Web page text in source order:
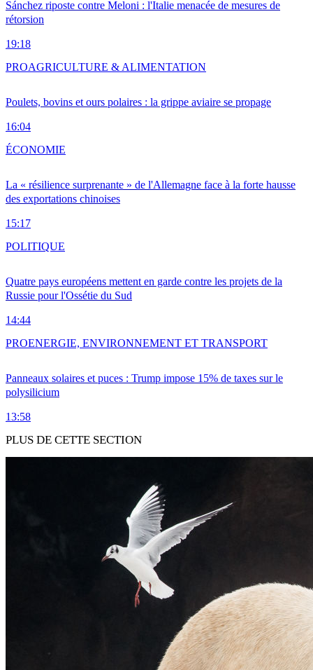
Sánchez riposte contre Meloni : l'Italie menacée de mesures de
rétorsion
19:18
Poulets, bovins et ours polaires : la grippe aviaire se propage
16:04
PROAGRICULTURE & ALIMENTATION
La « résilience surprenante » de l'Allemagne face à la forte hausse
des exportations chinoises
15:17
ÉCONOMIE
Quatre pays européens mettent en garde contre les projets de la
Russie pour l'Ossétie du Sud
14:44
POLITIQUE
Panneaux solaires et puces : Trump impose 15% de taxes sur le
polysilicium
13:58
PROENERGIE, ENVIRONNEMENT ET TRANSPORT
PLUS DE CETTE SECTION